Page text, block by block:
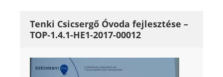
Tenki Csicsergő Óvoda fejlesztése –
TOP-1.4.1-HE1-2017-00012